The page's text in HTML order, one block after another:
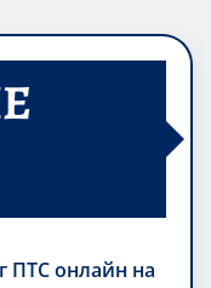
ПТС онлайн на